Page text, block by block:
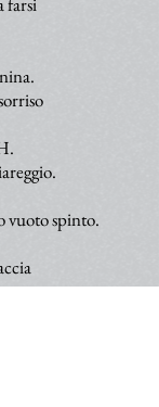
vuoto spinto.